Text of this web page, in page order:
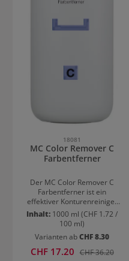
18081
MC Color Remover C
Farbentferner
Der MC Color Remover C
Farbentferner ist ein
effektiver Konturenreiniger
für die Haut nach
Colorationen. Er entfernt
Farbrückstände gründlich und
gleichzeitig besonders
schonend. Ideal für saubere
Inhalt: 1000 ml (CHF 1.72 /
100 ml)
Varianten abCHF 8.30
Verkaufspreis:
CHF 17.20 Regulärer Preis:
CHF 36.20